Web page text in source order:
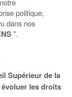
politique,
dans nos
".
Supérieur de la
les droits